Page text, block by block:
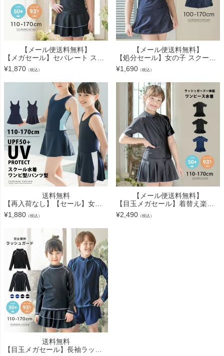
【メール便送料無料】
【メガセール】セパレート スクール水着上下セット 透けない上質生地 インナーパンツ付き スカート型 キュロット型 キッズ ジュニア 女の子 紺 黒 フリル 半袖 めくれ防止フック付き かわい
¥1,870 （税込）
【メール便送料無料】
【処分セール】女の子 スクール水着 紺 UVカット しっかり生地 ワンピース型 ベーシックデザイン スクール 水着 YUP12《メール便優先商品》
¥1,690 （税込）
送料無料
【再入荷なし】【セール】女の子スクール水着 インナーパンツ付きワンピース型 TAK
¥1,880 （税込）
【メール便送料無料】
【目玉メガセール】着替え楽々前ファスナー半袖ラッシュガード一体型スクール水着 スク水 女の子 半袖 UVカット 前ファスナーで着替えも楽々半袖ラッシュガード一体型ワンピース水着 紺 黒
¥2,490 （税込）
送料無料
【目玉メガセール】長袖ラッシュガードスクール水着 長袖ラッシュガード フードなし 女の子 男の子 紺 黒 スクール 水着 TAK